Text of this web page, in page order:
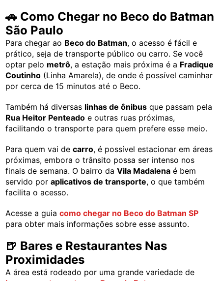
🚗 Como Chegar no Beco do Batman
São Paulo
Para chegar ao Beco do Batman, o acesso é fácil e
prático, seja de transporte público ou carro. Se você
optar pelo metrô, a estação mais próxima é a Fradique
Coutinho (Linha Amarela), de onde é possível caminhar
por cerca de 15 minutos até o Beco.
Também há diversas linhas de ônibus que passam pela
Rua Heitor Penteado e outras ruas próximas,
facilitando o transporte para quem prefere esse meio.
Para quem vai decarro, é possível estacionar em áreas
próximas, embora o trânsito possa ser intenso nos
finais de semana. O bairro daVila Madalena é bem
servido poraplicativos de transporte, o que também
facilita o acesso.
Acesse a guiacomo chegar no Beco do Batman SP
para obter mais informações sobre esse assunto.
🍺 Bares e Restaurantes Nas
Proximidades
A área está rodeado por uma grande variedade de